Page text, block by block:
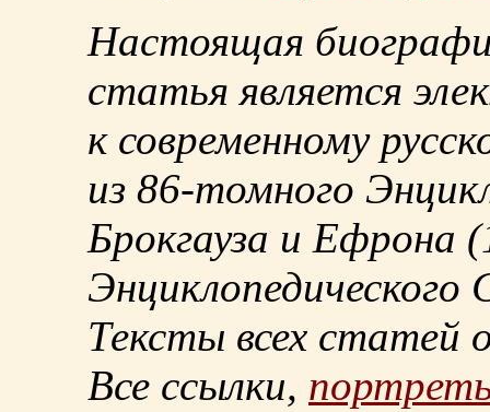
Настоящая
статья является
к современному
из 86-томного
Брокгауза и Ефрона
Энциклопедического
Тексты всех статей
Все ссылки,